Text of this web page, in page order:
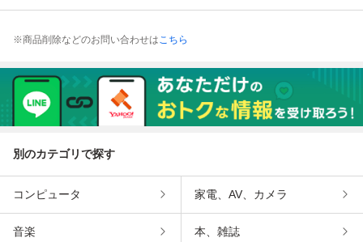
※商品削除などのお問い合わせはこちら
別のカテゴリで探す
コンピュータ 家電、AV、カメラ
音楽 本、雑誌